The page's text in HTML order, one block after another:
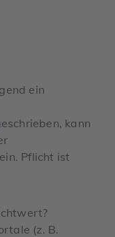
ein
kann
Pflicht ist
(z. B.